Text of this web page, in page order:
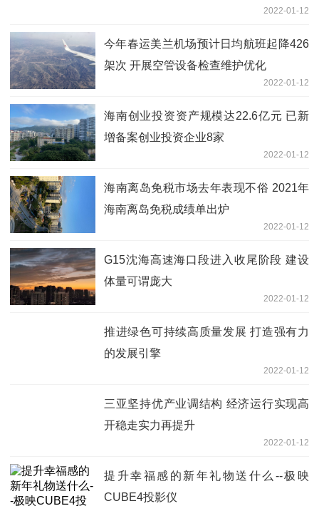
2022-01-12
今年春运美兰机场预计日均航班起降426
架次 开展空管设备检查维护优化
2022-01-12
海南创业投资资产规模达22.6亿元 已新
增备案创业投资企业8家
2022-01-12
海南离岛免税市场去年表现不俗 2021年
海南离岛免税成绩单出炉
2022-01-12
G15沈海高速海口段进入收尾阶段 建设
体量可谓庞大
2022-01-12
推进绿色可持续高质量发展 打造强有力
的发展引擎
2022-01-12
三亚坚持优产业调结构 经济运行实现高
开稳走实力再提升
2022-01-12
提升幸福感的新年礼物送什么--极映
CUBE4投影仪